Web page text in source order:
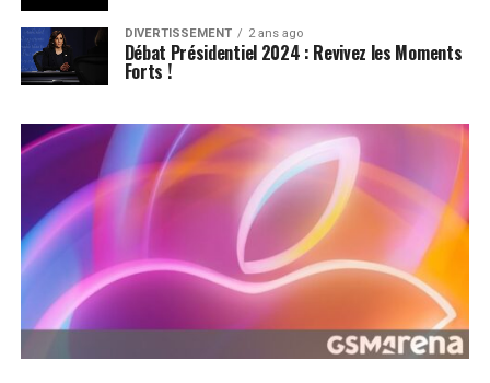
DIVERTISSEMENT 2 ans ago
Débat Présidentiel 2024 : Revivez les Moments
Forts !